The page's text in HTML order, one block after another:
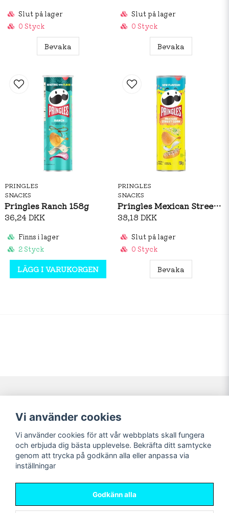
Slut på lager
0 Styck
Bevaka
Slut på lager
0 Styck
Bevaka
PRINGLES
SNACKS
Pringles Ranch 158g
36,24 DKK
Finns i lager
2 Styck
LÄGG I VARUKORGEN
PRINGLES
SNACKS
Pringles Mexican Street Corn 158g
38,18 DKK
Slut på lager
0 Styck
Bevaka
Navigering
Nyheter!
Förbeställning
Mitt konto
Logga in
Registrera dig
Glömt lösenord?
Sociala medier
Vi använder cookies
Vi använder cookies för att vår webbplats skall fungera
och erbjuda dig bästa upplevelse. Bekräfta ditt samtycke
genom att trycka på godkänn alla eller anpassa via
inställningar
Godkänn alla